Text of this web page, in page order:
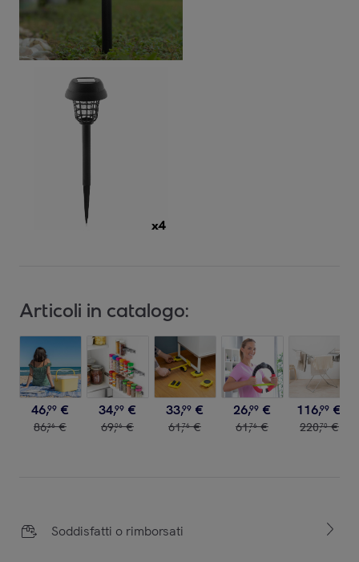
Articoli in catalogo:
46,99 €
86,36 €
34,99 €
69,06 €
33,99 €
61,76 €
26,99 €
61,76 €
116,99 €
220,70 €
Soddisfatti o rimborsati